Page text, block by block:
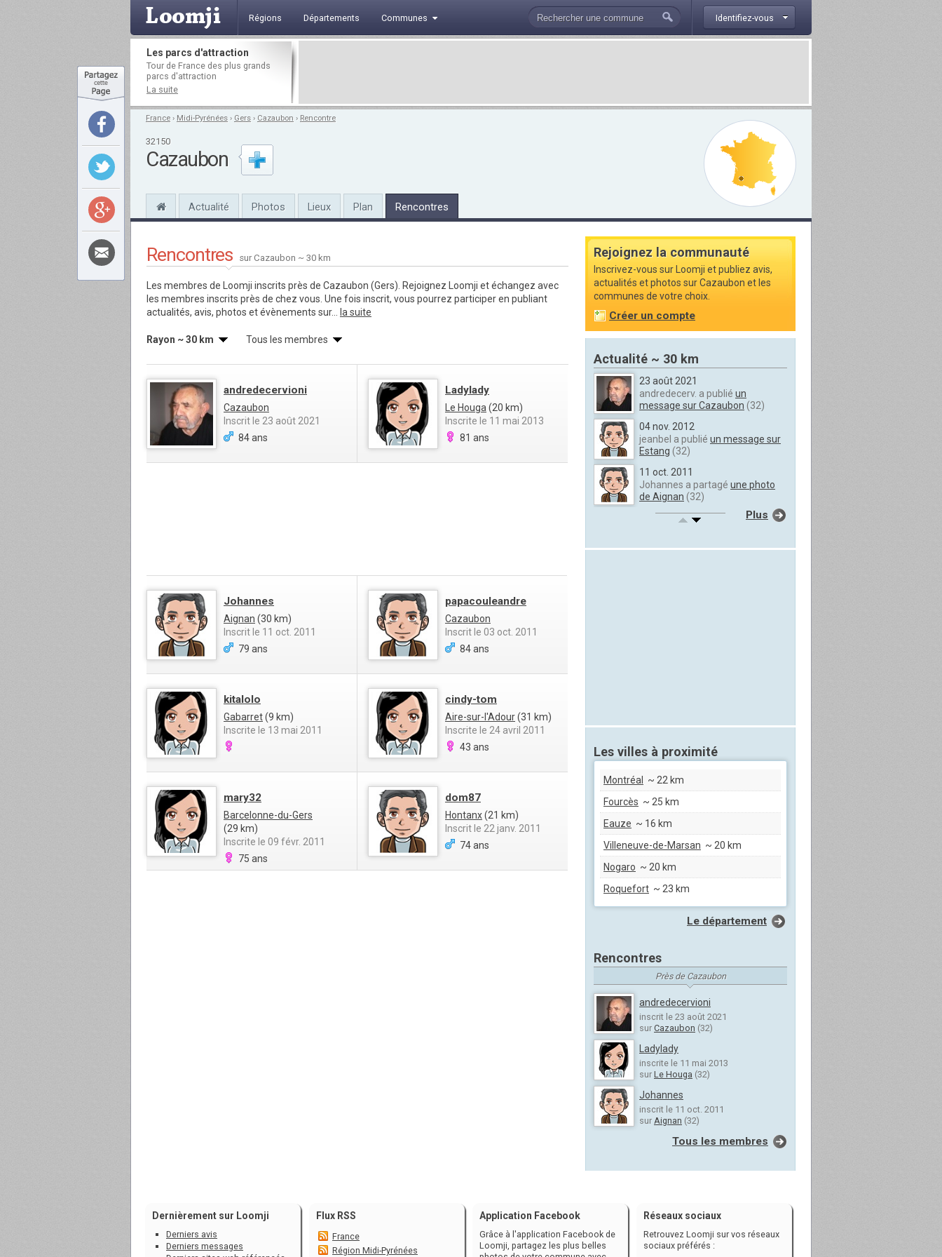
Régions Départements Communes Identifiez-vous
Les parcs d'attraction
Tour de France des plus grands
parcs d'attraction
La suite
France › Midi-Pyrénées › Gers › Cazaubon › Rencontre
32150
Cazaubon
Actualité Photos Lieux Plan Rencontres
Rencontres sur Cazaubon ~ 30 km
Les membres de Loomji inscrits près de Cazaubon (Gers). Rejoignez Loomji et échangez avec
les membres inscrits près de chez vous. Une fois inscrit, vous pourrez participer en publiant
actualités, avis, photos et évènements sur...
la suite
Rayon ~ 30 km Tous les membres
andredecervioni
Cazaubon
Inscrit le 23 août 2021
84 ans
Ladylady
Le Houga (20 km)
Inscrite le 11 mai 2013
81 ans
Johannes
Aignan (30 km)
Inscrit le 11 oct. 2011
79 ans
papacouleandre
Cazaubon
Inscrit le 03 oct. 2011
84 ans
kitalolo
Gabarret(9 km)
Inscrite le 13 mai 2011
cindy-tom
Aire-sur-l'Adour(31 km)
Inscrite le 24 avril 2011
43 ans
mary32
Barcelonne-du-Gers
(29 km)
Inscrite le 09 févr. 2011
75 ans
dom87
Hontanx(21 km)
Inscrit le 22 janv. 2011
74 ans
Rejoignez la communauté
Inscrivez-vous sur Loomji et publiez avis,
actualités et photos sur Cazaubon et les
communes de votre choix.
Créer un compte
Actualité ~ 30 km
23 août 2021
andredecerv. a publié un
message sur Cazaubon (32)
04 nov. 2012
jeanbel a publié un message sur
Estang (32)
11 oct. 2011
Johannes a partagé une photo
de Aignan (32)
13 mai 2011
Plus
Les villes à proximité
Montréal
~ 22 km
Fourcès ~ 25 km
Eauze ~ 16 km
Villeneuve-de-Marsan ~ 20 km
Nogaro ~ 20 km
Roquefort ~ 23 km
Le département
Rencontres
Près de Cazaubon
andredecervioni
inscrit le 23 août 2021
sur Cazaubon (32)
Ladylady
inscrite le 11 mai 2013
sur Le Houga (32)
Johannes
inscrit le 11 oct. 2011
sur Aignan (32)
Tous les membres
Dernièrement sur Loomji
Derniers avis
Derniers messages
Flux RSS
France
Région Midi-Pyrénées
Application Facebook
Grâce à l'application Facebook de
Loomji, partagez les plus belles
Réseaux sociaux
Retrouvez Loomji sur vos réseaux
sociaux préférés :